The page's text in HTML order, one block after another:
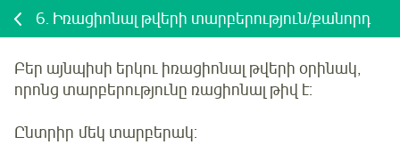
6. Իռացիոնալ թվերի տարբերություն/քանորդ
Բեր այնպիսի երկու իռացիոնալ թվերի օրինակ,
որոնց տարբերությունը ռացիոնալ թիվ է:
Ընտրիր մեկ տարբերակ: